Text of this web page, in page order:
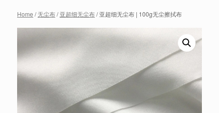
Home /无尘布/亚超细无尘布/ 亚超细无尘布 | 100g无尘擦拭布